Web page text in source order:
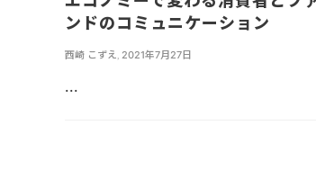
ンドのコミュニケーション
西崎 こずえ 2021年7月27日
...